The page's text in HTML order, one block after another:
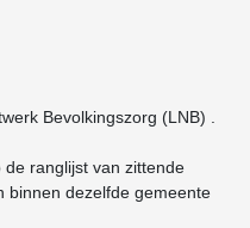
Bevolkingszorg (LNB) .
ranglijst van zittende
binnen dezelfde gemeente